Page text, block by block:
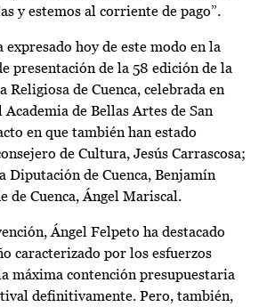
y estemos al corriente de pago”.
expresado hoy de este modo en la
presentación de la 58 edición de la
Religiosa de Cuenca, celebrada en
de Bellas Artes de San
en que también han estado
de Cultura, Jesús Carrascosa;
Diputación de Cuenca, Benjamín
de Cuenca, Ángel Mariscal.
Ángel Felpeto ha destacado
caracterizado por los esfuerzos
máxima contención presupuestaria
definitivamente. Pero, también,